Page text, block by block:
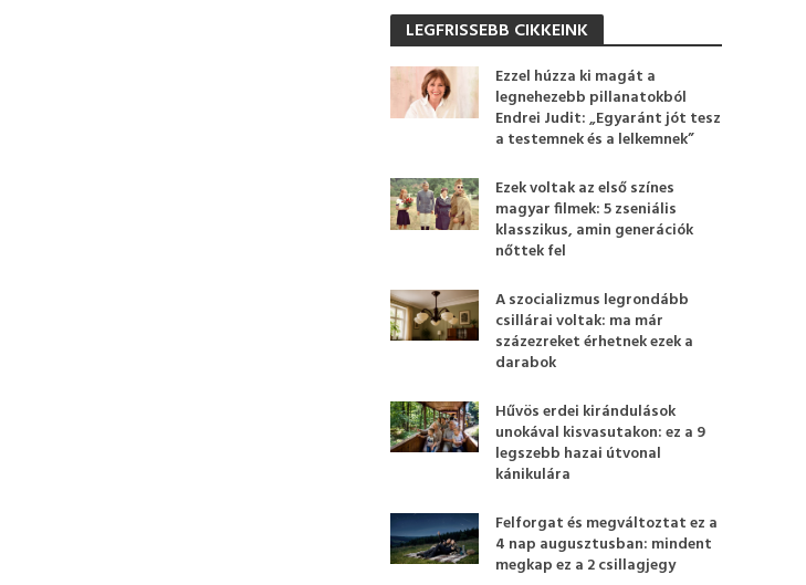
LEGFRISSEBB CIKKEINK
Ezzel húzza ki magát a
legnehezebb pillanatokból
Endrei Judit: „Egyaránt jót tesz
a testemnek és a lelkemnek”
Ezek voltak az első színes
magyar filmek: 5 zseniális
klasszikus, amin generációk
nőttek fel
A szocializmus legrondább
csillárai voltak: ma már
százezreket érhetnek ezek a
darabok
Hűvös erdei kirándulások
unokával kisvasutakon: ez a 9
legszebb hazai útvonal
kánikulára
Felforgat és megváltoztat ez a
4 nap augusztusban: mindent
megkap ez a 2 csillagjegy